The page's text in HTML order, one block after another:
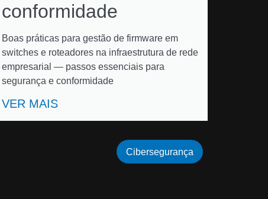
conformidade
Boas práticas para gestão de firmware em
switches e roteadores na infraestrutura de rede
empresarial — passos essenciais para
segurança e conformidade
VER MAIS
Cibersegurança